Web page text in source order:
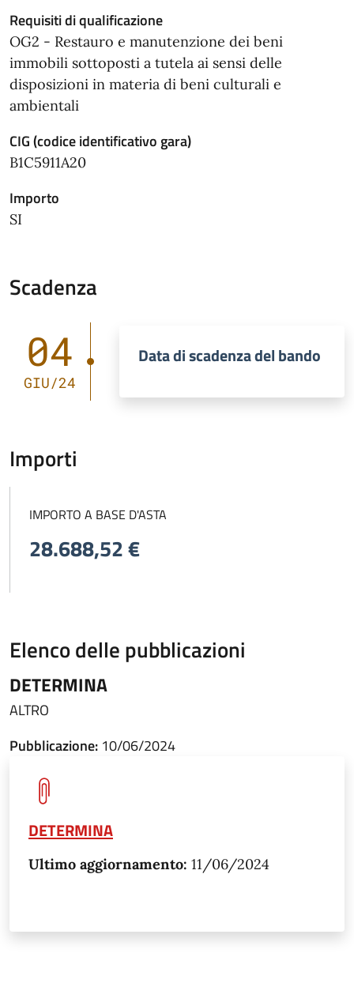
Requisiti di qualificazione
OG2 - Restauro e manutenzione dei beni
immobili sottoposti a tutela ai sensi delle
disposizioni in materia di beni culturali e
ambientali
CIG (codice identificativo gara)
B1C5911A20
Importo
SI
Scadenza
04
GIU/24
Data di scadenza del bando
Importi
IMPORTO A BASE D'ASTA
28.688,52 €
Elenco delle pubblicazioni
DETERMINA
ALTRO
Pubblicazione: 10/06/2024
DETERMINA
Ultimo aggiornamento: 11/06/2024